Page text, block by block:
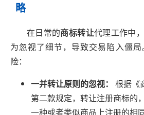
略
在日常的商标转让代理工作中
为忽视了细节，导致交易陷入僵
险：
一并转让原则的忽视：
根据《
第二款规定，转让注册商标的
一种或者类似商品上注册的相